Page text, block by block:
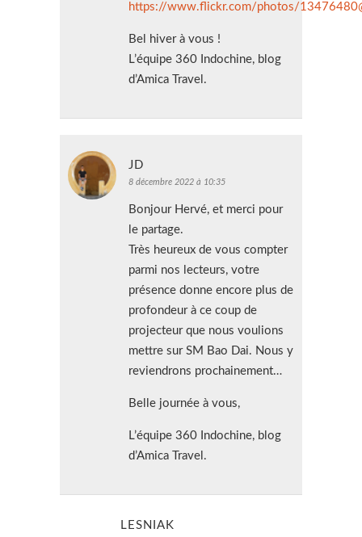
https://www.flickr.com/photos/
Bel hiver à vous !
L’équipe 360 Indochine, blog
d’Amica Travel.
JD
8 décembre 2022 à 10:35
Bonjour Hervé, et merci pour
le partage.
Très heureux de vous compter
parmi nos lecteurs, votre
présence donne encore plus de
profondeur à ce coup de
projecteur que nous voulions
mettre sur SM Bao Dai. Nous y
reviendrons prochainement…
Belle journée à vous,
L’équipe 360 Indochine, blog
d’Amica Travel.
LESNIAK